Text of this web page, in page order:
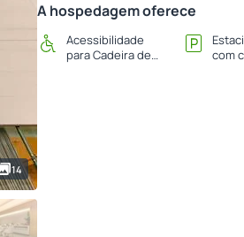
14
A hospedagem oferece
Acessibilidade
para Cadeira de
com